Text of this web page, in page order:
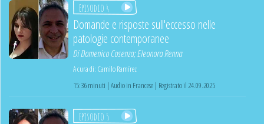
Episodio 4
Domande e risposte sull'eccesso nelle
patologie contemporanee
DiDomenico Cosenza;Eleonora Renna
A cura di: Camilo Ramírez
15:36 minuti | Audio in Francese | Registrato il 24.09.2025
Episodio 5